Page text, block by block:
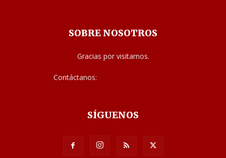
SOBRE NOSOTROS
Gracias por visitarnos.
Contáctanos:
SÍGUENOS